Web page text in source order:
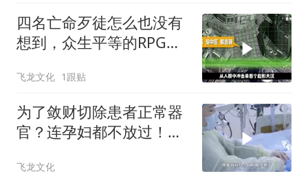
四名亡命歹徒怎么也没有
想到，众生平等的RPG都
飞龙文化 1跟贴
为了敛财切除患者正常器
官？连孕妇都不放过！恶
飞龙文化